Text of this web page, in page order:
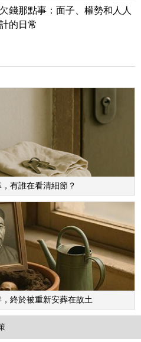
錢那點事：面子、權勢和人人
的日常
有誰在看清細節？
終於被重新安葬在故土